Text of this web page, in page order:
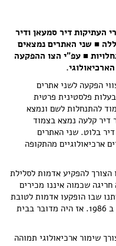
העתיקות דיר סמעאן ודיר
■שני האתרים נמצאים
■עפ"י הצו ההפקעה
הפקעה לשני אתרים
פלסטינית פרטית
להתנחלות לשם ונמצא
קלעה נמצא בצמוד
בלוט. שני האתרים
ארכיאולוגיים מהתקופה
הצורך להפקיע אדמות לסלילת
שכמוה איננו מכירים
שבו הופקעו אדמות לטובת
ב 1986. אז היה מדובר בבית
שימור ארכיאולוגי תמוהה